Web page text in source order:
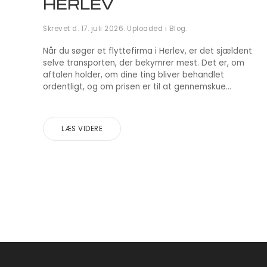
HERLEV
Skrevet d. 17. juli 2026. Uploaded i Blog.
Når du søger et flyttefirma i Herlev, er det sjældent
selve transporten, der bekymrer mest. Det er, om
aftalen holder, om dine ting bliver behandlet
ordentligt, og om prisen er til at gennemskue...
LÆS VIDERE